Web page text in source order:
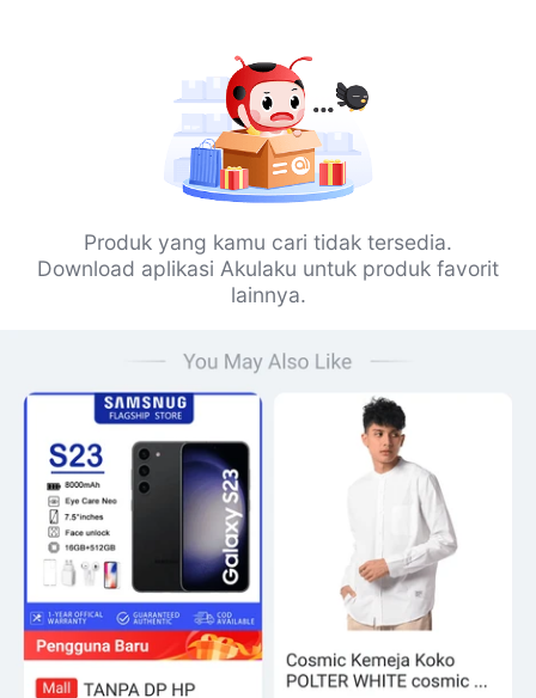
Produk yang kamu cari tidak tersedia.
Download aplikasi Akulaku untuk produk favorit
lainnya.